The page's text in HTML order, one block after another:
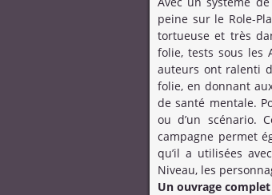
peine sur le Role-
tortueuse et très
folie, tests sous les
auteurs ont ralenti
folie, en donnant
de santé mentale.
ou d’un scénario.
campagne permet
qu’il a utilisées
Niveau, les
Un ouvrage complet